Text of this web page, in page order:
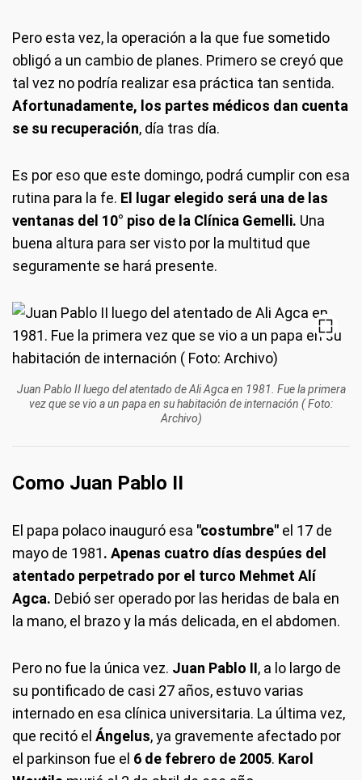
Pero esta vez, la operación a la que fue sometido
obligó a un cambio de planes. Primero se creyó que
tal vez no podría realizar esa práctica tan sentida.
Afortunadamente, los partes médicos dan cuenta
se su recuperación, día tras día.
Es por eso que este domingo, podrá cumplir con esa
rutina para la fe. El lugar elegido será una de las
ventanas del 10° piso de la Clínica Gemelli. Una
buena altura para ser visto por la multitud que
seguramente se hará presente.
Juan Pablo II luego del atentado de Ali Agca en 1981. Fue la primera
vez que se vio a un papa en su habitación de internación ( Foto:
Archivo)
Como Juan Pablo II
El papa polaco inauguró esa "costumbre" el 17 de
mayo de 1981. Apenas cuatro días despúes del
atentado perpetrado por el turco Mehmet Alí
Agca. Debió ser operado por las heridas de bala en
la mano, el brazo y la más delicada, en el abdomen.
Pero no fue la única vez. Juan Pablo II, a lo largo de
su pontificado de casi 27 años, estuvo varias
internado en esa clínica universitaria. La última vez,
que recitó el Ángelus, ya gravemente afectado por
el parkinson fue el 6 de febrero de 2005. Karol